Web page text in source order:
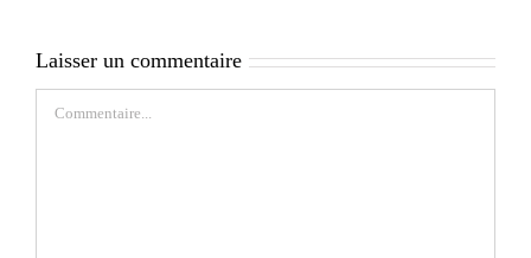
Laisser un commentaire
Commentaire